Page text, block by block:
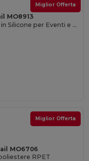
Miglior Offerta
MO8913
EVENT Braccialetto in Silicone per Eventi e Feste
Miglior Offerta
MO6706
RPET